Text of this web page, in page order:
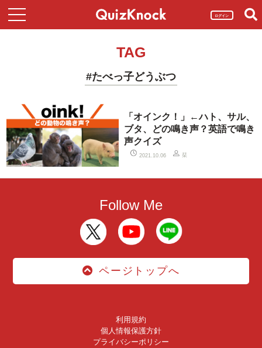
ログイン
TAG
#たべっ子どうぶつ
「オインク！」←ハト、サル、
ブタ、どの鳴き声？英語で鳴き
声クイズ
2021.10.06 栞
Follow Me
ページトップへ
利用規約
個人情報保護方針
プライバシーポリシー